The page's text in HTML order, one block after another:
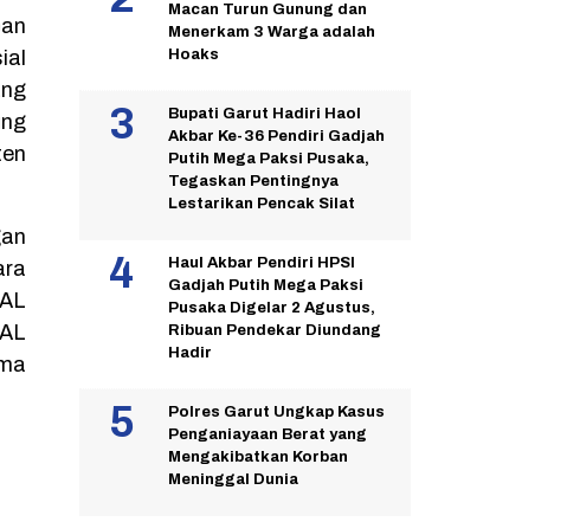
Macan Turun Gunung dan
Menerkam 3 Warga adalah
Hoaks
Bupati Garut Hadiri Haol
Akbar Ke-36 Pendiri Gadjah
Putih Mega Paksi Pusaka,
Tegaskan Pentingnya
Lestarikan Pencak Silat
Haul Akbar Pendiri HPSI
Gadjah Putih Mega Paksi
Pusaka Digelar 2 Agustus,
Ribuan Pendekar Diundang
Hadir
Polres Garut Ungkap Kasus
Penganiayaan Berat yang
Mengakibatkan Korban
Meninggal Dunia